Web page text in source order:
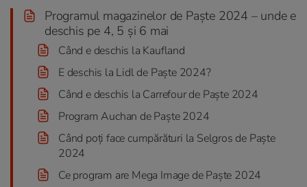
Programul magazinelor de Paşte 2024 – unde e
deschis pe 4, 5 și 6 mai
Când e deschis la Kaufland
E deschis la Lidl de Paşte 2024?
Când e deschis la Carrefour de Paşte 2024
Program Auchan de Paşte 2024
Când poţi face cumpărături la Selgros de Paşte
2024
Ce program are Mega Image de Paşte 2024